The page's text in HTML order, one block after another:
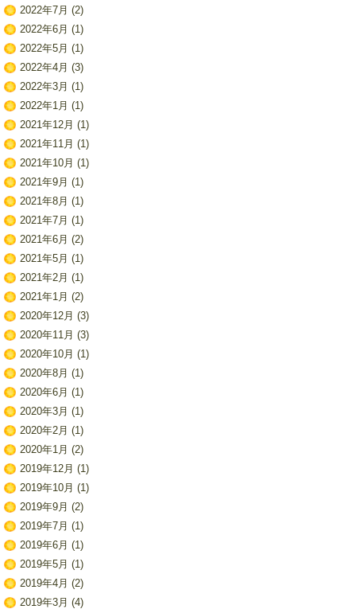
2022年7月 (2)
2022年6月 (1)
2022年5月 (1)
2022年4月 (3)
2022年3月 (1)
2022年1月 (1)
2021年12月 (1)
2021年11月 (1)
2021年10月 (1)
2021年9月 (1)
2021年8月 (1)
2021年7月 (1)
2021年6月 (2)
2021年5月 (1)
2021年2月 (1)
2021年1月 (2)
2020年12月 (3)
2020年11月 (3)
2020年10月 (1)
2020年8月 (1)
2020年6月 (1)
2020年3月 (1)
2020年2月 (1)
2020年1月 (2)
2019年12月 (1)
2019年10月 (1)
2019年9月 (2)
2019年7月 (1)
2019年6月 (1)
2019年5月 (1)
2019年4月 (2)
2019年3月 (4)